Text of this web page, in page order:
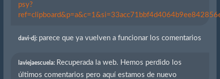
psy?
davi-dj: parece que ya vuelven a funcionar los comentarios
laviejaescuela: Recuperada la web. Hemos perdido los
últimos comentarios pero aquí estamos de nuevo